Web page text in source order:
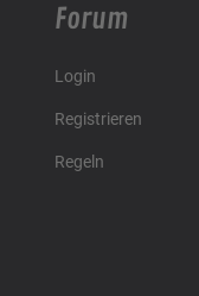
Forum
Login
Registrieren
Regeln